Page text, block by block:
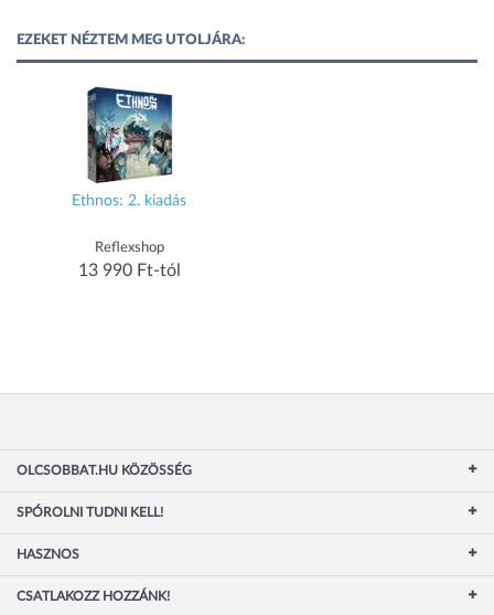
EZEKET NÉZTEM MEG UTOLJÁRA:
Ethnos: 2. kiadás
Reflexshop
13 990 Ft-tól
OLCSOBBAT.HU KÖZÖSSÉG
SPÓROLNI TUDNI KELL!
HASZNOS
CSATLAKOZZ HOZZÁNK!